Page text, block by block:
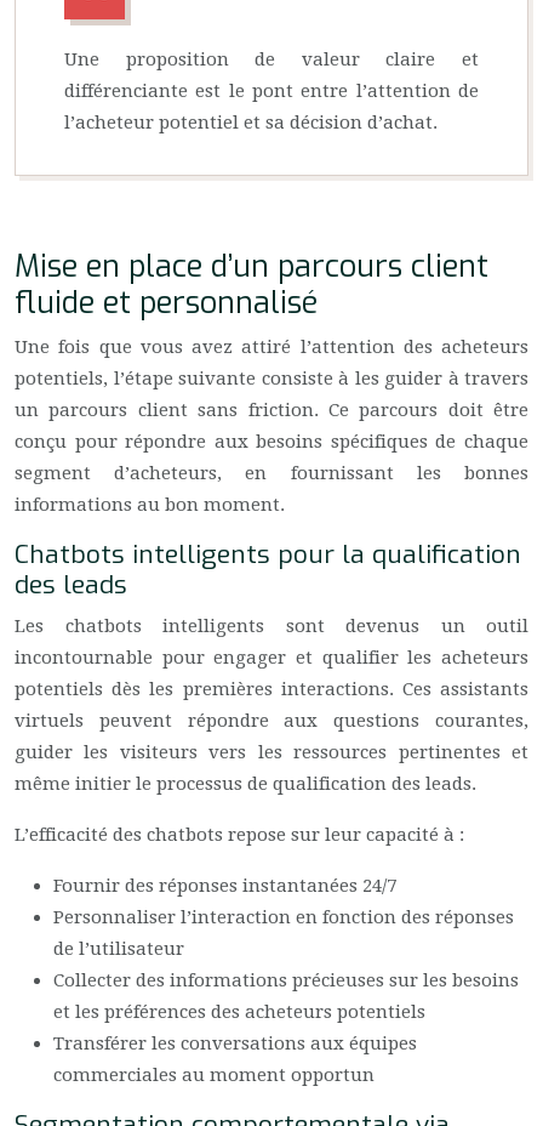
Une proposition de valeur claire et
différenciante est le pont entre l’attention de
l’acheteur potentiel et sa décision d’achat.
Mise en place d’un parcours client
fluide et personnalisé
Une fois que vous avez attiré l’attention des acheteurs
potentiels, l’étape suivante consiste à les guider à travers
un parcours client sans friction. Ce parcours doit être
conçu pour répondre aux besoins spécifiques de chaque
segment d’acheteurs, en fournissant les bonnes
informations au bon moment.
Chatbots intelligents pour la qualification
des leads
Les chatbots intelligents sont devenus un outil
incontournable pour engager et qualifier les acheteurs
potentiels dès les premières interactions. Ces assistants
virtuels peuvent répondre aux questions courantes,
guider les visiteurs vers les ressources pertinentes et
même initier le processus de qualification des leads.
L’efficacité des chatbots repose sur leur capacité à :
Fournir des réponses instantanées 24/7
Personnaliser l’interaction en fonction des réponses
de l’utilisateur
Collecter des informations précieuses sur les besoins
et les préférences des acheteurs potentiels
Transférer les conversations aux équipes
commerciales au moment opportun